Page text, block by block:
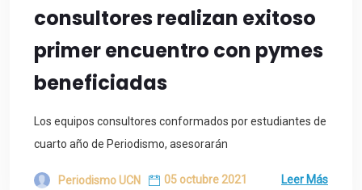
consultores realizan exitoso
primer encuentro con pymes
beneficiadas
Los equipos consultores conformados por estudiantes de
cuarto año de Periodismo, asesorarán
Periodismo UCN 05 octubre 2021 Leer Más